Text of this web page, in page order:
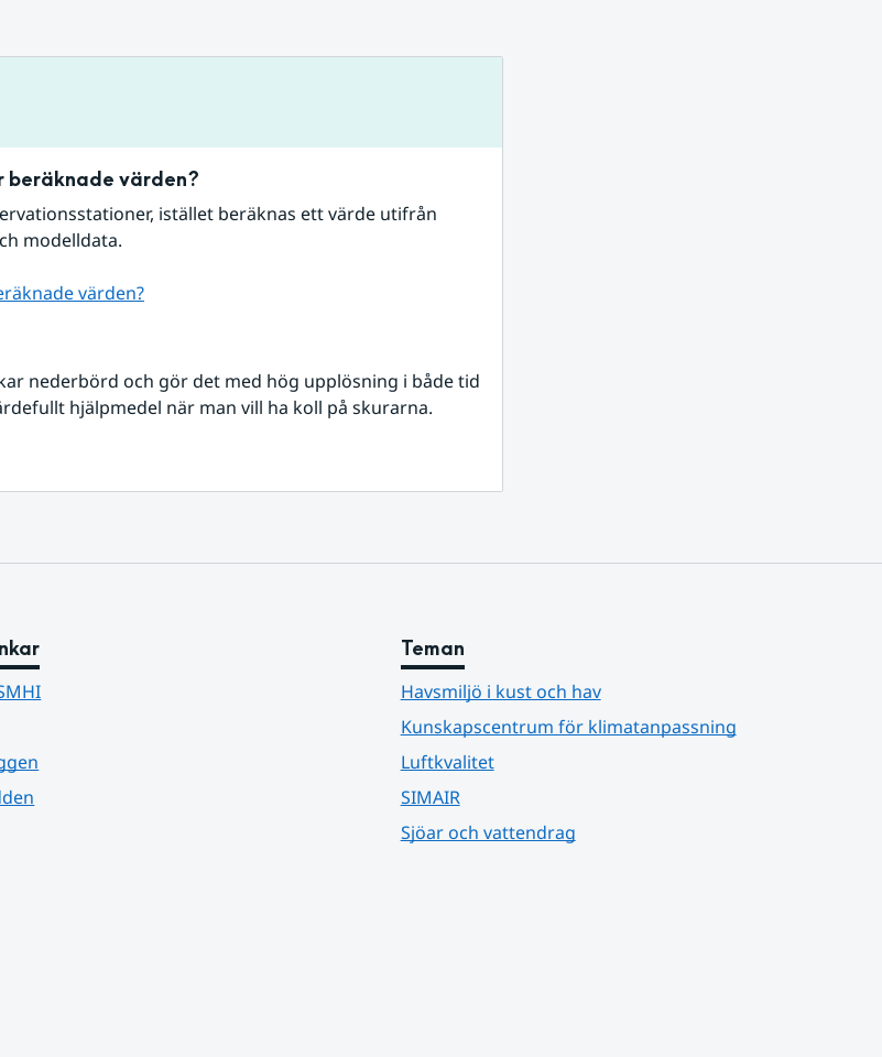
beräknade värden?
istället beräknas ett värde utifrån
modelldata.
värden?
nederbörd och gör det med hög upplösning i både tid
hjälpmedel när man vill ha koll på skurarna.
Teman
Havsmiljö i kust och hav
Kunskapscentrum för klimatanpassning
Luftkvalitet
SIMAIR
Sjöar och vattendrag